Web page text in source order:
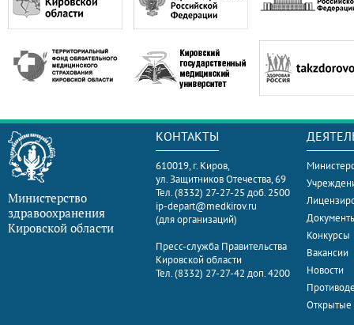
Министерство
здравоохранения
Кировской области
КОНТАКТЫ
610019, г. Киров,
ул. Защитников Отечества, 69
Тел. (8332) 27-27-25 доб. 2500
ip-depart@medkirov.ru
(для организаций)
Пресс-служба Правительства
Кировской области
Тел. (8332) 27-27-42 доп. 4200
Конкурсы
Вакансии
Новости